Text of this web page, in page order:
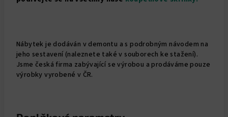
Nábytek je dodáván v demontu a s podrobným návodem na
jeho sestavení (naleznete také v souborech ke stažení).
Jsme česká firma zabývající se výrobou a prodáváme pouze
výrobky vyrobené v ČR.